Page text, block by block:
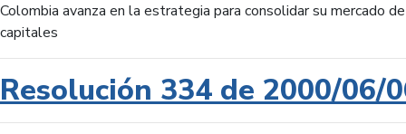
Colombia avanza en la estrategia para consolidar su mercado de
capitales
Resolución 334 de 2000/06/